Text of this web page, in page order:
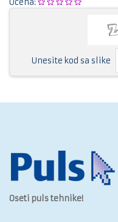
Ocena:
Unesite kod sa slike
Oseti puls tehnike!